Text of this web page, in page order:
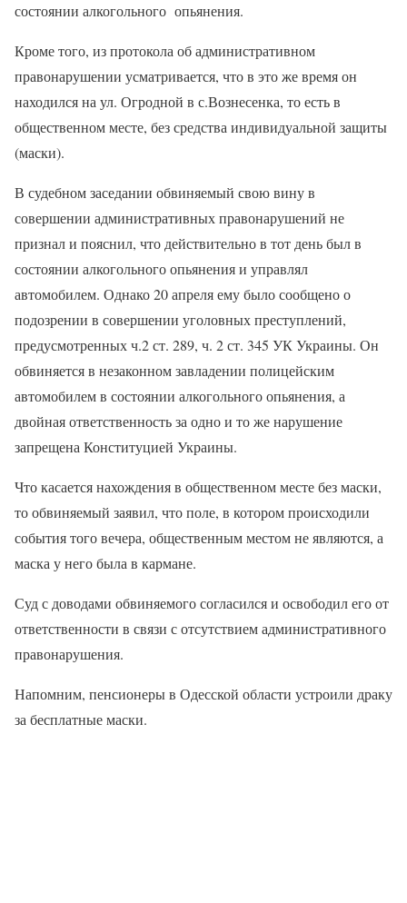
состоянии алкогольного опьянения.
Кроме того, из протокола об административном
правонарушении усматривается, что в это же время он
находился на ул. Огродной в с.Вознесенка, то есть в
общественном месте, без средства индивидуальной защиты
(маски).
В судебном заседании обвиняемый свою вину в
совершении административных правонарушений не
признал и пояснил, что действительно в тот день был в
состоянии алкогольного опьянения и управлял
автомобилем. Однако 20 апреля ему было сообщено о
подозрении в совершении уголовных преступлений,
предусмотренных ч.2 ст. 289, ч. 2 ст. 345 УК Украины. Он
обвиняется в незаконном завладении полицейским
автомобилем в состоянии алкогольного опьянения, а
двойная ответственность за одно и то же нарушение
запрещена Конституцией Украины.
Что касается нахождения в общественном месте без маски,
то обвиняемый заявил, что поле, в котором происходили
события того вечера, общественным местом не являются, а
маска у него была в кармане.
Суд с доводами обвиняемого согласился и освободил его от
ответственности в связи с отсутствием административного
правонарушения.
Напомним, пенсионеры в Одесской области устроили драку
за бесплатные маски.